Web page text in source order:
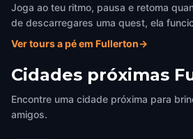
Joga ao teu ritmo, pausa e retoma
de descarregares uma quest, ela
Ver tours a pé em Fullerton→
Cidades próximas
Encontre uma cidade próxima para
amigos.